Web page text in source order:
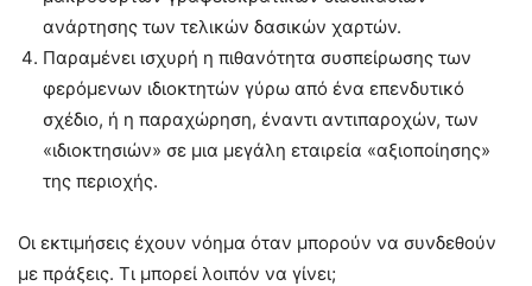
ανάρτησης των τελικών δασικών χαρτών.
Παραμένει ισχυρή η πιθανότητα συσπείρωσης των
φερόμενων ιδιοκτητών γύρω από ένα επενδυτικό
σχέδιο, ή η παραχώρηση, έναντι αντιπαροχών, των
«ιδιοκτησιών» σε μια μεγάλη εταιρεία «αξιοποίησης»
της περιοχής.
Οι εκτιμήσεις έχουν νόημα όταν μπορούν να συνδεθούν
με πράξεις. Τι μπορεί λοιπόν να γίνει;